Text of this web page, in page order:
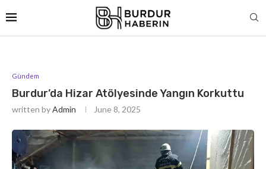
Gündem
Burdur’da Hizar Atölyesinde Yangın Korkuttu
written byAdmin June 8, 2025